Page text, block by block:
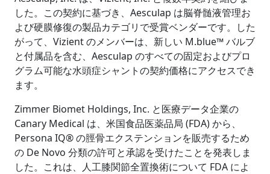
した。この契約に基づき、Aesculap は脳脊髄液管理お
よび硬膜修復の製品カテゴリで受賞ベンダーです。した
がって、Vizient のメンバーは、新しい M.blue™ バルブ
と付属品を含む、Aesculap のすべての固定およびプロ
グラム可能な水頭症シャントの契約価格にアクセスでき
ます。
Zimmer Biomet Holdings, Inc. と医療データ企業の
Canary Medical は、米国食品医薬品局 (FDA) から、
Persona IQ® の脛骨エクステンションを販売するため
の De Novo 分類の許可と承認を受けたことを発表しま
した。これは、人工膝関節全置換術について FDA によ